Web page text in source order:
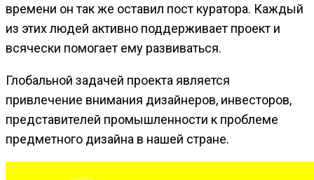
времени он так же оставил пост куратора. Каждый
из этих людей активно поддерживает проект и
всячески помогает ему развиваться.
Глобальной задачей проекта является
привлечение внимания дизайнеров, инвесторов,
представителей промышленности к проблеме
предметного дизайна в нашей стране.